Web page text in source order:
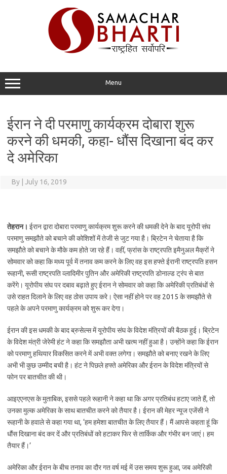
Menu
ईरान ने दी परमाणु कार्यक्रम दोबारा शुरू
करने की धमकी, कहा- धौंस दिखाना बंद कर
दे अमेरिका
By July 16, 2019
तेहरान। ईरान द्वारा दोबारा परमाणु कार्यक्रम शुरू करने की धमकी देने के बाद यूरोपी संघ
परमाणु समझौते को बचाने की कोशिशों में तेजी से जुट गया है। ब्रिटेन ने चेताया है कि
समझौते को बचाने के मौके कम होते जा रहे हैं। वहीं, फ्रांस के राष्ट्रपति इमैनुअल मैक्रों ने
सोमवार को कहा कि मध्य पूर्व में तनाव कम करने के लिए वह इस हफ्ते ईरानी राष्ट्रपति हसन
रूहानी, रूसी राष्ट्रपति व्लादिमीर पुतिन और अमेरिकी राष्ट्रपति डोनाल्ड ट्रंप से बात
करेंगे। यूरोपीय संघ पर दबाव बढ़ाते हुए ईरान ने सोमवार को कहा कि अमेरिकी प्रतिबंधों से
उसे राहत दिलाने के लिए वह ठोस उपाय करे। ऐसा नहीं होने पर वह 2015 के समझौते से
पहले के अपने परमाणु कार्यक्रम को शुरू कर देगा।
ईरान की इस धमकी के बाद ब्रुसेल्स में यूरोपीय संघ के विदेश मंत्रियों की बैठक हुई। ब्रिटेन
के विदेश मंत्री जेरेमी हंट ने कहा कि समझौता अभी खत्म नहीं हुआ है। उन्होंने कहा कि ईरान
को परमाणु हथियार विकसित करने में अभी वक्त लगेगा। समझौते को बनाए रखने के लिए
अभी भी कुछ उम्मीद बची है। हंट ने पिछले हफ्ते अमेरिका और ईरान के विदेश मंत्रियों से
फोन पर बातचीत की थी।
आइएएनएस के मुताबिक, इससे पहले रूहानी ने कहा था कि अगर प्रतिबंध हटाए जाते हैं, तो
उनका मुल्क अमेरिका के साथ बातचीत करने को तैयार है। ईरान की मेहर न्यूज एजेंसी ने
रूहानी के हवाले से कहा गया था, ‘हम हमेशा बातचीत के लिए तैयार हैं। मैं आपसे कहता हूं कि
धौंस दिखाना बंद कर दें और प्रतिबंधों को हटाकर फिर से तार्किक और गंभीर बन जाएं। हम
तैयार हैं।’
अमेरिका और ईरान के बीच तनाव का दौर गत वर्ष मई में उस समय शुरू हुआ, जब अमेरिकी